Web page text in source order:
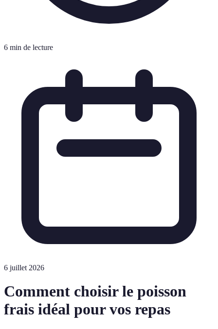
6 min de lecture
6 juillet 2026
Comment choisir le poisson
frais idéal pour vos repas